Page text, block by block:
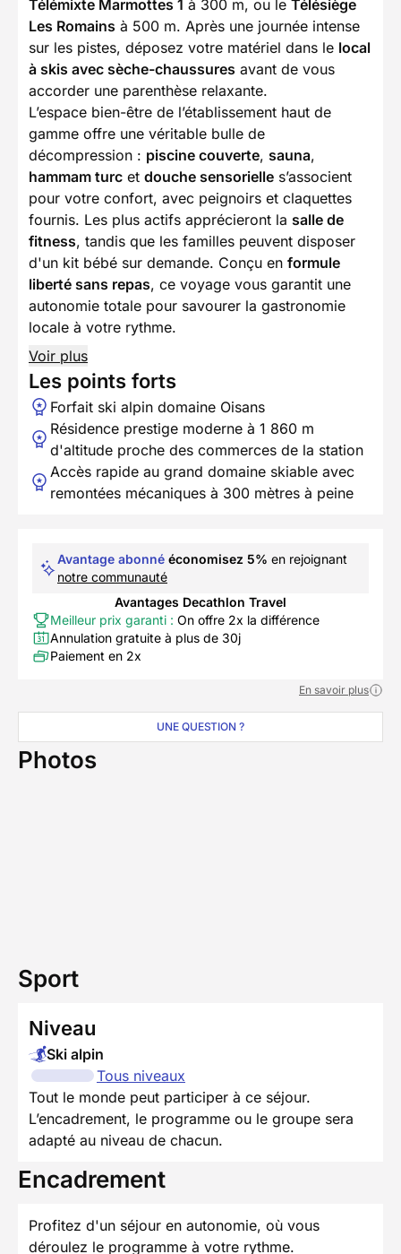
Télémixte Marmottes 1 à 300 m, ou le Télésiège
Les Romains à 500 m. Après une journée intense
sur les pistes, déposez votre matériel dans le local
à skis avec sèche-chaussures avant de vous
accorder une parenthèse relaxante.
L’espace bien-être de l’établissement haut de
gamme offre une véritable bulle de
décompression : piscine couverte, sauna,
hammam turc et douche sensorielle s’associent
pour votre confort, avec peignoirs et claquettes
fournis. Les plus actifs apprécieront la salle de
fitness, tandis que les familles peuvent disposer
d'un kit bébé sur demande. Conçu en formule
liberté sans repas, ce voyage vous garantit une
autonomie totale pour savourer la gastronomie
locale à votre rythme.
Voir plus
Les points forts
Forfait ski alpin domaine Oisans
Résidence prestige moderne à 1 860 m
d'altitude proche des commerces de la station
Accès rapide au grand domaine skiable avec
remontées mécaniques à 300 mètres à peine
Avantage abonné économisez 5% en rejoignant
notre communauté
Avantages Decathlon Travel
Meilleur prix garanti : On offre 2x la différence
Annulation gratuite à plus de 30j
Paiement en 2x
En savoir plus
UNE QUESTION ?
Photos
Sport
Niveau
Ski alpin
Tous niveaux
Tout le monde peut participer à ce séjour.
L’encadrement, le programme ou le groupe sera
adapté au niveau de chacun.
Encadrement
Profitez d'un séjour en autonomie, où vous
déroulez le programme à votre rythme.